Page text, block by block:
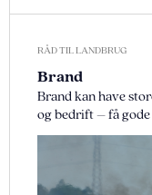
RÅD TIL LANDBRUG
Brand
Brand kan have
og bedrift – få